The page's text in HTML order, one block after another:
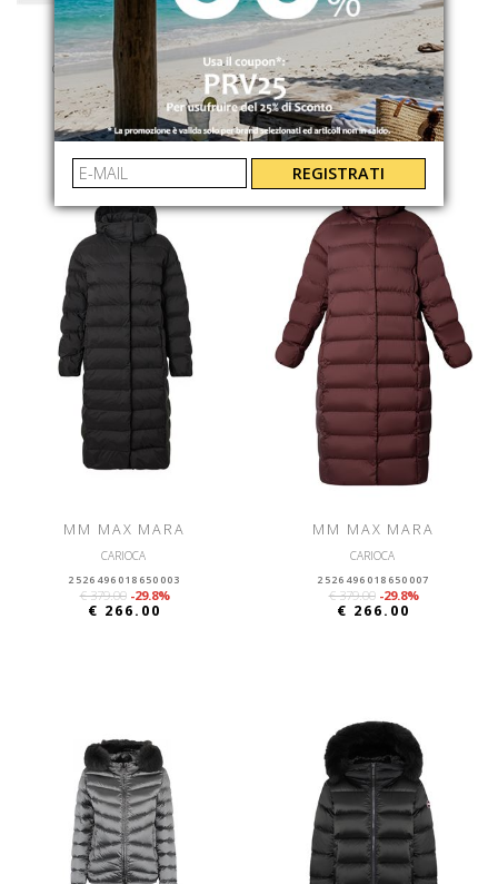
LACOSTE
CAPPUCCIO IMPERMEABILE
BH5154XFJ
€ 360.00 -30%
€ 252.00
MM MAX MARA
CARIOCA
2526496018650004
€ 379.00 -29.8%
€ 266.00
MM MAX MARA
CARIOCA
2526496018650003
€ 379.00 -29.8%
€ 266.00
MM MAX MARA
CARIOCA
2526496018650007
€ 379.00 -29.8%
€ 266.00
REGISTRATI